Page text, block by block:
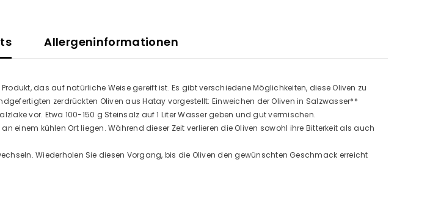
Allergeninformationen
das auf natürliche Weise gereift ist. Es gibt verschiedene Möglichkeiten, diese Oliven zu
zerdrückten Oliven aus Hatay vorgestellt: Einweichen der Oliven in Salzwasser**
vor. Etwa 100-150 g Steinsalz auf 1 Liter Wasser geben und gut vermischen.
einem kühlen Ort liegen. Während dieser Zeit verlieren die Oliven sowohl ihre Bitterkeit als auch
Wiederholen Sie diesen Vorgang, bis die Oliven den gewünschten Geschmack erreicht